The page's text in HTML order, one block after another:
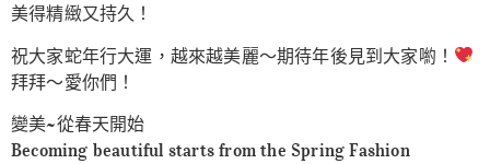
美得精緻又持久！
祝大家蛇年行大運，越來越美麗～期待年後見到大家喲！
拜拜～愛你們！
變美~從春天開始
Becoming beautiful starts from the Spring Fashion